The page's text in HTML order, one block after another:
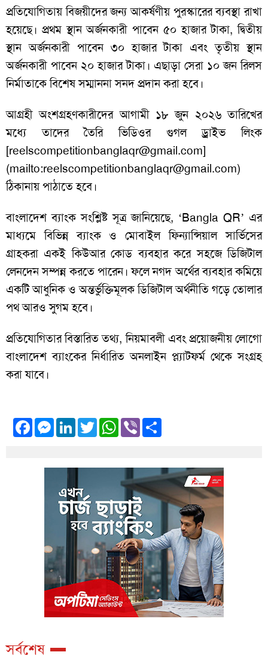
প্রতিযোগিতায় বিজয়ীদের জন্য আকর্ষণীয় পুরস্কারের ব্যবস্থা রাখা
হয়েছে। প্রথম স্থান অর্জনকারী পাবেন ৫০ হাজার টাকা, দ্বিতীয়
স্থান অর্জনকারী পাবেন ৩০ হাজার টাকা এবং তৃতীয় স্থান
অর্জনকারী পাবেন ২০ হাজার টাকা। এছাড়া সেরা ১০ জন রিলস
নির্মাতাকে বিশেষ সম্মাননা সনদ প্রদান করা হবে।
আগ্রহী অংশগ্রহণকারীদের আগামী ১৮ জুন ২০২৬ তারিখের
মধ্যে তাদের তৈরি ভিডিওর গুগল ড্রাইভ লিংক
[reelscompetitionbanglaqr@gmail.com]
(mailto:reelscompetitionbanglaqr@gmail.com)
ঠিকানায় পাঠাতে হবে।
বাংলাদেশ ব্যাংক সংশ্লিষ্ট সূত্র জানিয়েছে, ‘Bangla QR’ এর
মাধ্যমে বিভিন্ন ব্যাংক ও মোবাইল ফিন্যান্সিয়াল সার্ভিসের
গ্রাহকরা একই কিউআর কোড ব্যবহার করে সহজে ডিজিটাল
লেনদেন সম্পন্ন করতে পারেন। ফলে নগদ অর্থের ব্যবহার কমিয়ে
একটি আধুনিক ও অন্তর্ভুক্তিমূলক ডিজিটাল অর্থনীতি গড়ে তোলার
পথ আরও সুগম হবে।
প্রতিযোগিতার বিস্তারিত তথ্য, নিয়মাবলী এবং প্রয়োজনীয় লোগো
বাংলাদেশ ব্যাংকের নির্ধারিত অনলাইন প্ল্যাটফর্ম থেকে সংগ্রহ
করা যাবে।
Facebook
Messenger
LinkedIn
TwitterWhatsApp
Viber
সর্বশেষ